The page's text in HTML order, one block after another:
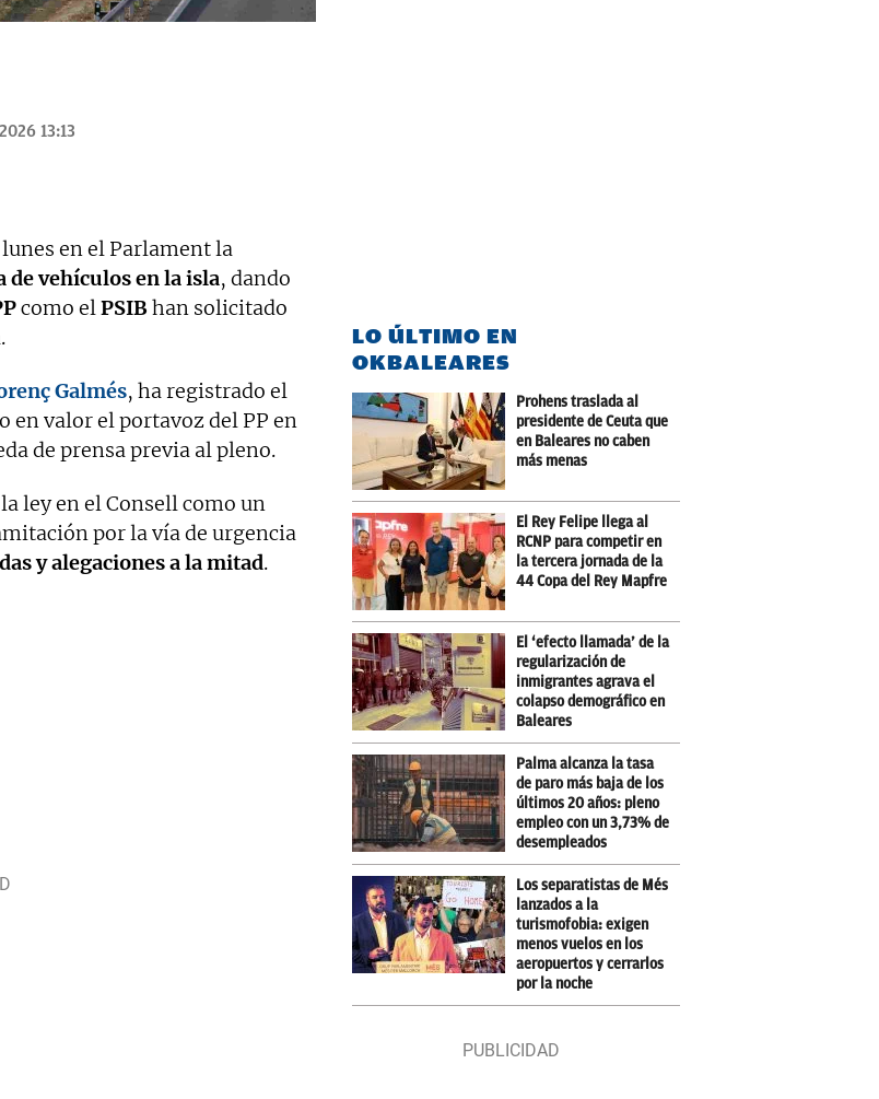
13:13
en el Parlament la
de vehículos en la isla, dando
como elPSIB han solicitado
Galmés, ha registrado el
en valor el portavoz del PP en
de prensa previa al pleno.
ley en el Consell como un
por la vía de urgencia
y alegaciones a la mitad.
LO ÚLTIMO EN
OKBALEARES
Prohens traslada al
presidente de Ceuta que
en Baleares no caben
más menas
El Rey Felipe llega al
RCNP para competir en
la tercera jornada de la
44 Copa del Rey Mapfre
El ‘efecto llamada’ de la
regularización de
inmigrantes agrava el
colapso demográfico en
Baleares
Palma alcanza la tasa
de paro más baja de los
últimos 20 años: pleno
empleo con un 3,73% de
desempleados
Los separatistas de Més
lanzados a la
turismofobia: exigen
menos vuelos en los
aeropuertos y cerrarlos
por la noche